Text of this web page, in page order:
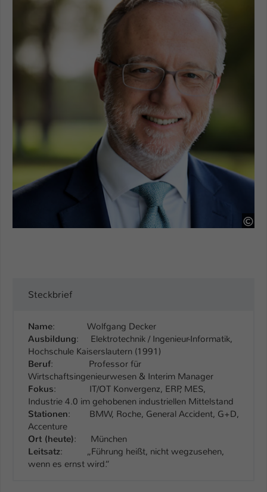
Steckbrief
Name: Wolfgang Decker
Ausbildung: Elektrotechnik / Ingenieur-Informatik,
Hochschule Kaiserslautern (1991)
Beruf: Professor für
Wirtschaftsingenieurwesen & Interim Manager
Fokus: IT/OT Konvergenz, ERP, MES,
Industrie 4.0 im gehobenen industriellen Mittelstand
Stationen: BMW, Roche, General Accident, G+D,
Accenture
Ort (heute): München
Leitsatz: „Führung heißt, nicht wegzusehen,
wenn es ernst wird.“